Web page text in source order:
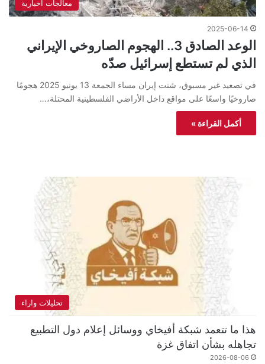
معالجات اخبارية
2025-06-14
الوعد الصادق 3.. الهجوم الصاروخي الإيراني
الذي لم تستطع إسرائيل صدّه
في تصعيد غير مسبوق، شنت إيران مساء الجمعة 13 يونيو 2025 هجومًا
صاروخيًا واسعًا على مواقع داخل الأراضي الفلسطينية المحتلة،…
أكمل القراءة »
تحليلات واراء
هذا ما تتعمد شبكة أفيخاي ووسائل إعلام دول التطبيع
تجاهله بشأن اتفاق غزة
2026-08-06